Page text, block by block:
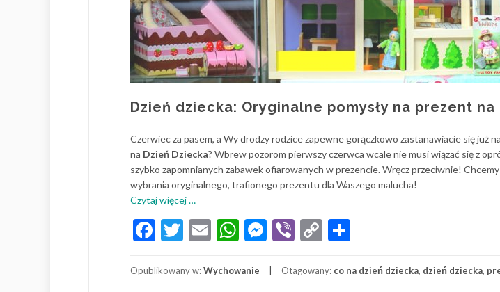
Dzień dziecka: Oryginalne pomysły na prezent
Czerwiec za pasem, a Wy drodzy rodzice zapewne gorączkowo zastanawiacie się już
na Dzień Dziecka? Wbrew pozorom pierwszy czerwca wcale nie musi wiązać się z
szybko zapomnianych zabawek ofiarowanych w prezencie. Wręcz przeciwnie!
wybrania oryginalnego, trafionego prezentu dla Waszego malucha!
Czytaj więcej
dziecka:
Oryginalne
na
…
Facebook
Twitter
EmailWhatsApp
Messenger
Viber
Copy
Opublikowany w:Wychowanie Otagowany: co na dzień dziecka, dzień dziecka,